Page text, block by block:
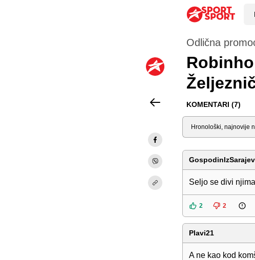
Odlična
KOMENTARI (7)
Sortiraj
Seljo se divi
2 2
Plavi21
A ne kao kod